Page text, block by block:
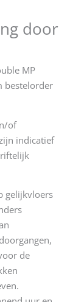
door
MP
bestelorder
of
indicatief
gelijkvloers
de